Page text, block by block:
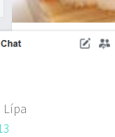
Lípa